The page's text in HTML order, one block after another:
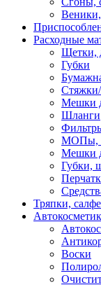
Расходные
Щетки,
Губки
Мешки
Шланги
МОПы,
Мешки
Губки,
Тряпки,
Воски